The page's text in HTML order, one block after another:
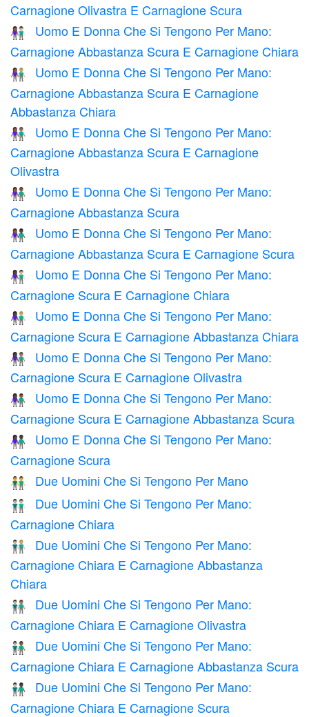
Carnagione Olivastra E Carnagione Scura
👩🏾‍🤝‍👨🏻
Uomo E Donna Che Si Tengono Per Mano:
Carnagione Abbastanza Scura E Carnagione Chiara
👩🏾‍🤝‍👨🏼
Uomo E Donna Che Si Tengono Per Mano:
Carnagione Abbastanza Scura E Carnagione
Abbastanza Chiara
👩🏾‍🤝‍👨🏽
Uomo E Donna Che Si Tengono Per Mano:
Carnagione Abbastanza Scura E Carnagione
Olivastra
👫🏾
Uomo E Donna Che Si Tengono Per Mano:
Carnagione Abbastanza Scura
👩🏾‍🤝‍👨🏿
Uomo E Donna Che Si Tengono Per Mano:
Carnagione Abbastanza Scura E Carnagione Scura
👩🏿‍🤝‍👨🏻
Uomo E Donna Che Si Tengono Per Mano:
Carnagione Scura E Carnagione Chiara
👩🏿‍🤝‍👨🏼
Uomo E Donna Che Si Tengono Per Mano:
Carnagione Scura E Carnagione Abbastanza Chiara
👩🏿‍🤝‍👨🏽
Uomo E Donna Che Si Tengono Per Mano:
Carnagione Scura E Carnagione Olivastra
👩🏿‍🤝‍👨🏾
Uomo E Donna Che Si Tengono Per Mano:
Carnagione Scura E Carnagione Abbastanza Scura
👫🏿
Uomo E Donna Che Si Tengono Per Mano:
Carnagione Scura
👬 Due Uomini Che Si Tengono Per Mano
👬🏻
Due Uomini Che Si Tengono Per Mano:
Carnagione Chiara
👨🏻‍🤝‍👨🏼
Due Uomini Che Si Tengono Per Mano:
Carnagione Chiara E Carnagione Abbastanza
Chiara
👨🏻‍🤝‍👨🏽
Due Uomini Che Si Tengono Per Mano:
Carnagione Chiara E Carnagione Olivastra
👨🏻‍🤝‍👨🏾
Due Uomini Che Si Tengono Per Mano:
Carnagione Chiara E Carnagione Abbastanza Scura
👨🏻‍🤝‍👨🏿
Due Uomini Che Si Tengono Per Mano:
Carnagione Chiara E Carnagione Scura